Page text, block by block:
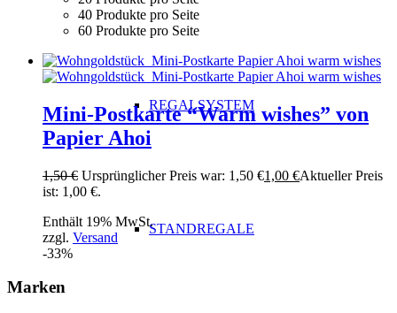
REGALSYSTEM
STANDREGALE
40 Produkte pro Seite
60 Produkte pro Seite
Mini-Postkarte “Warm wishes” von
Papier Ahoi
1,50€ Ursprünglicher Preis war: 1,50 €1,00 €Aktueller Preis
ist: 1,00 €.
Enthält 19% MwSt.
zzgl. Versand
-33%
Marken